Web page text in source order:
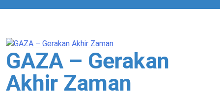
GAZA – Gerakan
Akhir Zaman